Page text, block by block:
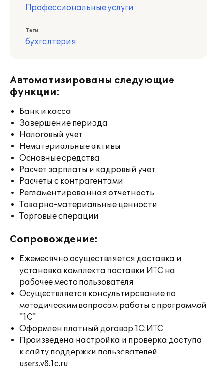
Профессиональные услуги
Теги
бухгалтерия
Автоматизированы следующие
функции:
Банк и касса
Завершение периода
Налоговый учет
Нематериальные активы
Основные средства
Расчет зарплаты и кадровый учет
Расчеты с контрагентами
Регламентированная отчетность
Товарно-материальные ценности
Торговые операции
Сопровождение:
Ежемесячно осуществляется доставка и
установка комплекта поставки ИТС на
рабочее место пользователя
Осуществляется консультирование по
методическим вопросам работы с программой
"1С"
Оформлен платный договор 1С:ИТС
Произведена настройка и проверка доступа
к сайту поддержки пользователей
users.v8.1c.ru